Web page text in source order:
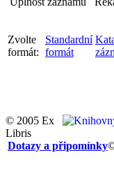
Zvolte
formát:
Standardní
formát
© 2005 Ex
Libris
Dotazy a připomínky